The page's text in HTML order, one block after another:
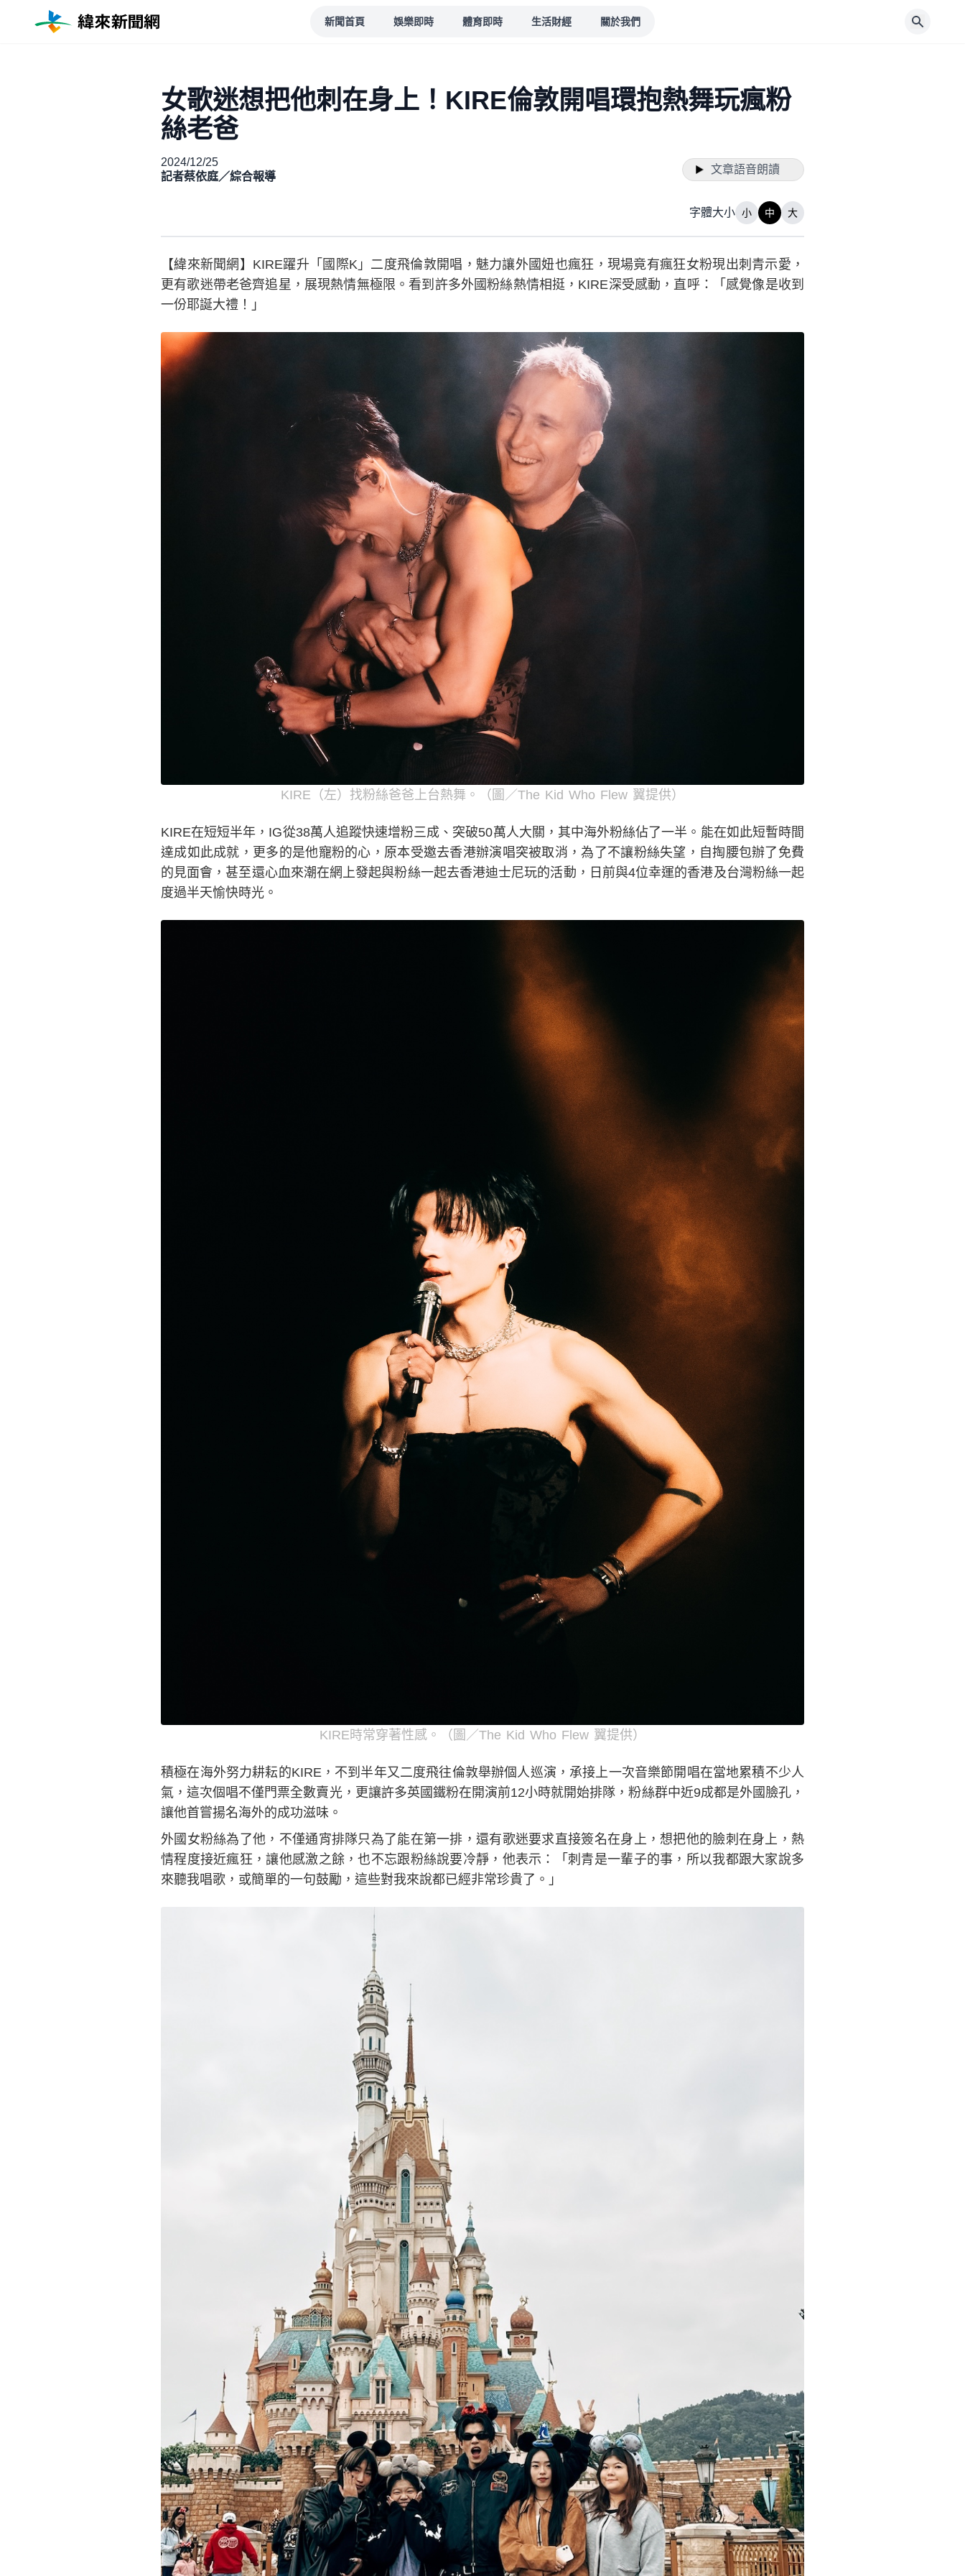
新聞首頁 娛樂即時 體育即時 生活財經 關於我們
女歌迷想把他刺在身上！KIRE倫敦開唱環抱熱舞玩瘋粉
絲老爸
2024/12/25
記者蔡依庭／綜合報導
文章語音朗讀
字體大小 小 中 大
【緯來新聞網】KIRE躍升「國際K」二度飛倫敦開唱，魅力讓外國妞也瘋狂，現場竟有瘋狂女粉現出刺青示愛，
更有歌迷帶老爸齊追星，展現熱情無極限。看到許多外國粉絲熱情相挺，KIRE深受感動，直呼：「感覺像是收到
一份耶誕大禮！」
KIRE（左）找粉絲爸爸上台熱舞。（圖／The Kid Who Flew 翼提供）
KIRE在短短半年，IG從38萬人追蹤快速增粉三成、突破50萬人大關，其中海外粉絲佔了一半。能在如此短暫時間
達成如此成就，更多的是他寵粉的心，原本受邀去香港辦演唱突被取消，為了不讓粉絲失望，自掏腰包辦了免費
的見面會，甚至還心血來潮在網上發起與粉絲一起去香港迪士尼玩的活動，日前與4位幸運的香港及台灣粉絲一起
度過半天愉快時光。
KIRE時常穿著性感。（圖／The Kid Who Flew 翼提供）
積極在海外努力耕耘的KIRE，不到半年又二度飛往倫敦舉辦個人巡演，承接上一次音樂節開唱在當地累積不少人
氣，這次個唱不僅門票全數賣光，更讓許多英國鐵粉在開演前12小時就開始排隊，粉絲群中近9成都是外國臉孔，
讓他首嘗揚名海外的成功滋味。
外國女粉絲為了他，不僅通宵排隊只為了能在第一排，還有歌迷要求直接簽名在身上，想把他的臉刺在身上，熱
情程度接近瘋狂，讓他感激之餘，也不忘跟粉絲說要冷靜，他表示：「刺青是一輩子的事，所以我都跟大家說多
來聽我唱歌，或簡單的一句鼓勵，這些對我來說都已經非常珍貴了。」